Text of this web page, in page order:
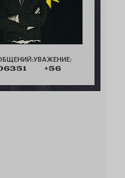
УВАЖЕНИЕ:
+56